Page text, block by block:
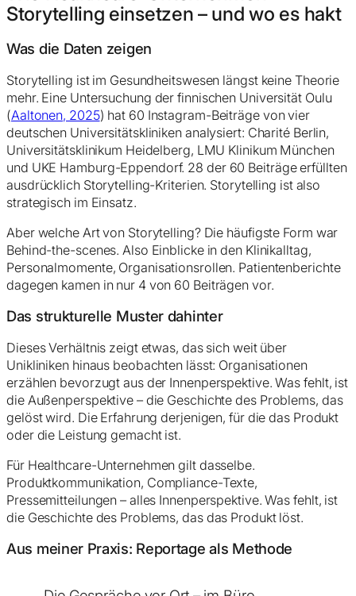
Storytelling einsetzen – und wo es hakt
Was die Daten zeigen
Storytelling ist im Gesundheitswesen längst keine Theorie
mehr. Eine Untersuchung der finnischen Universität Oulu
(Aaltonen, 2025) hat 60 Instagram-Beiträge von vier
deutschen Universitätskliniken analysiert: Charité Berlin,
Universitätsklinikum Heidelberg, LMU Klinikum München
und UKE Hamburg-Eppendorf. 28 der 60 Beiträge erfüllten
ausdrücklich Storytelling-Kriterien. Storytelling ist also
strategisch im Einsatz.
Aber welche Art von Storytelling? Die häufigste Form war
Behind-the-scenes. Also Einblicke in den Klinikalltag,
Personalmomente, Organisationsrollen. Patientenberichte
dagegen kamen in nur 4 von 60 Beiträgen vor.
Das strukturelle Muster dahinter
Dieses Verhältnis zeigt etwas, das sich weit über
Unikliniken hinaus beobachten lässt: Organisationen
erzählen bevorzugt aus der Innenperspektive. Was fehlt, ist
die Außenperspektive – die Geschichte des Problems, das
gelöst wird. Die Erfahrung derjenigen, für die das Produkt
oder die Leistung gemacht ist.
Für Healthcare-Unternehmen gilt dasselbe.
Produktkommunikation, Compliance-Texte,
Pressemitteilungen – alles Innenperspektive. Was fehlt, ist
die Geschichte des Problems, das das Produkt löst.
Aus meiner Praxis: Reportage als Methode